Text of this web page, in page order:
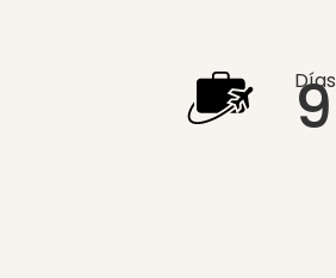
Días
9